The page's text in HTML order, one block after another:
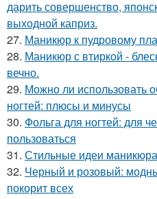
дарить совершенство,
выходной каприз.
27. Маникюр к пудровому
28. Маникюр с втиркой -
вечно.
29. Можно ли использовать
ногтей: плюсы и минусы
30. Фольга для ногтей: для
пользоваться
31. Стильные идеи
32. Черный и розовый:
покорит всех